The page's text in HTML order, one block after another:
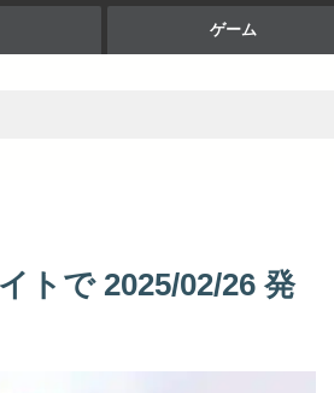
ゲーム
トで 2025/02/26 発